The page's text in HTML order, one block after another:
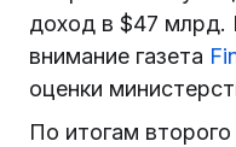
доход в $47 млрд.
внимание газета
оценки
По итогам